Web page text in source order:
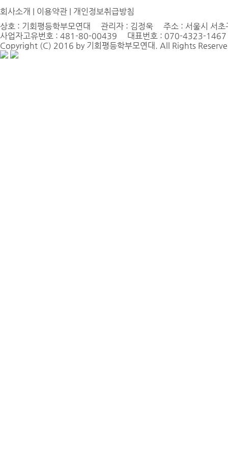
회사소개 | 이용약관 | 개인정보취급방침
상호 : 기회평등학부모연대 관리자 : 김정욱 주소 : 서울시 서
사업자고유번호 : 481-80-00439 대표번호 : 070-4323-
Copyright (C) 2016 by 기회평등학부모연대. All Rights